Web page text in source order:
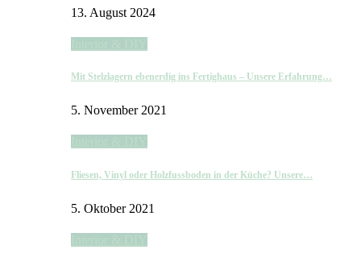
13. August 2024
Mit Stelzlagern ebenerdig ins Fertighaus – Unsere Erfahrung…
5. November 2021
Fliesen, Vinyl oder Holzfussboden in der Küche? Unsere…
5. Oktober 2021